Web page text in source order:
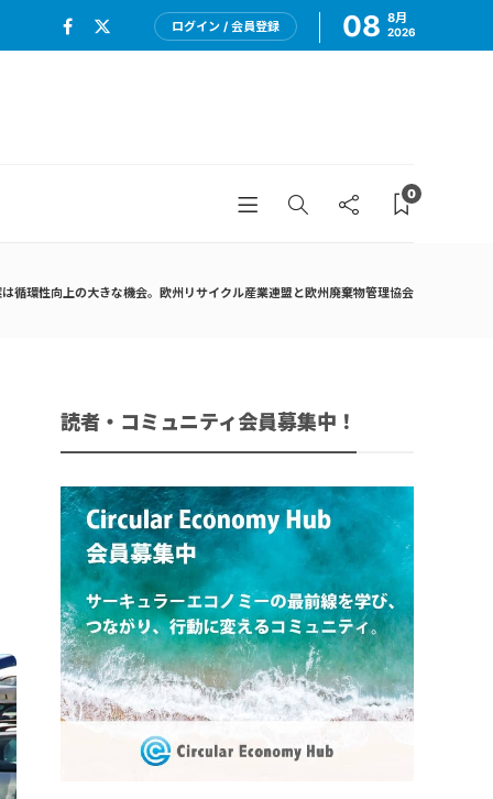
ログイン / 会員登録 08 8月
2026
0
循環性向上の大きな機会。欧州リサイクル産業連盟と欧州廃棄物管理協会
読者・コミュニティ会員募集中！